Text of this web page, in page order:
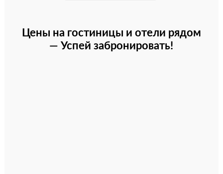
Цены на гостиницы и отели рядом
— Успей забронировать!